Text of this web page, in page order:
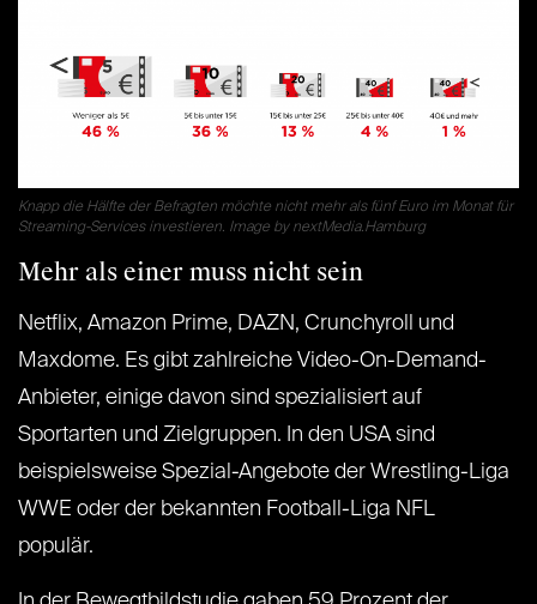
Knapp die Hälfte der Befragten möchte nicht mehr als fünf Euro im Monat für
Streaming-Services investieren. Image by nextMedia.Hamburg
Mehr als einer muss nicht sein
Netflix, Amazon Prime, DAZN, Crunchyroll und
Maxdome. Es gibt zahlreiche Video-On-Demand-
Anbieter, einige davon sind spezialisiert auf
Sportarten und Zielgruppen. In den USA sind
beispielsweise Spezial-Angebote der Wrestling-Liga
WWE oder der bekannten Football-Liga NFL
populär.